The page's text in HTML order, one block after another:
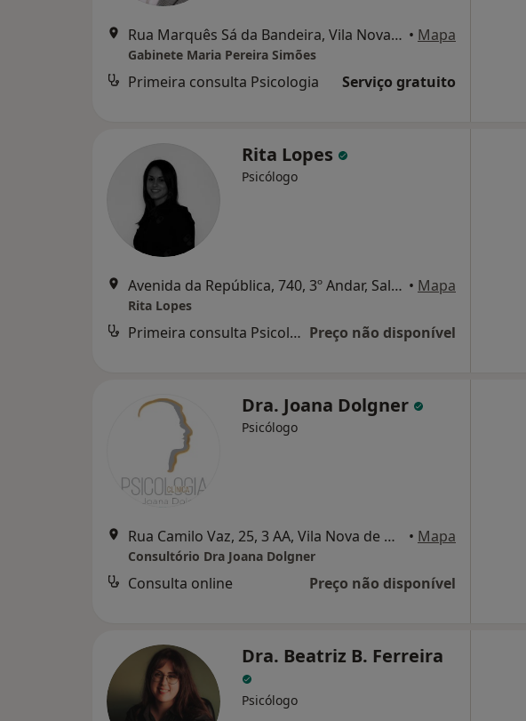
Rua Marquês Sá da Bandeira, Vila Nova de Gaia • Mapa
Gabinete Maria Pereira Simões
Primeira consulta Psicologia Serviço gratuito
Rita Lopes
Psicólogo
Avenida da República, 740, 3º Andar, Sala 35, Vila Nova de Gaia • Mapa
Rita Lopes
Primeira consulta Psicologia Preço não disponível
Dra. Joana Dolgner
Psicólogo
Rua Camilo Vaz, 25, 3 AA, Vila Nova de Gaia • Mapa
Consultório Dra Joana Dolgner
Consulta online Preço não disponível
Dra. Beatriz B. Ferreira
Psicólogo